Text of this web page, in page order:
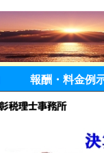
報酬・料金例